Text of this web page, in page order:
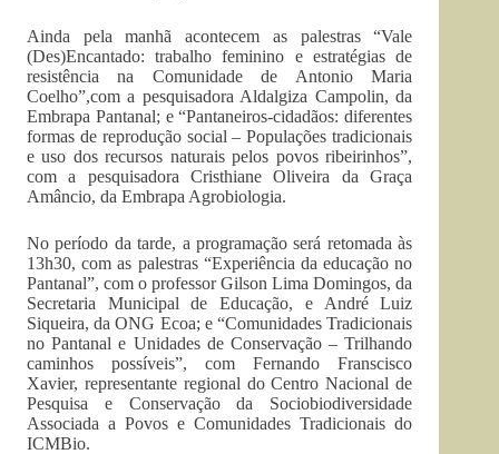
Ainda pela manhã acontecem as palestras “Vale
(Des)Encantado: trabalho feminino e estratégias de
resistência na Comunidade de Antonio Maria
Coelho”,com a pesquisadora Aldalgiza Campolin, da
Embrapa Pantanal; e “Pantaneiros-cidadãos: diferentes
formas de reprodução social – Populações tradicionais
e uso dos recursos naturais pelos povos ribeirinhos”,
com a pesquisadora Cristhiane Oliveira da Graça
Amâncio, da Embrapa Agrobiologia.
No período da tarde, a programação será retomada às
13h30, com as palestras “Experiência da educação no
Pantanal”, com o professor Gilson Lima Domingos, da
Secretaria Municipal de Educação, e André Luiz
Siqueira, da ONG Ecoa; e “Comunidades Tradicionais
no Pantanal e Unidades de Conservação – Trilhando
caminhos possíveis”, com Fernando Franscisco
Xavier, representante regional do Centro Nacional de
Pesquisa e Conservação da Sociobiodiversidade
Associada a Povos e Comunidades Tradicionais do
ICMBio.